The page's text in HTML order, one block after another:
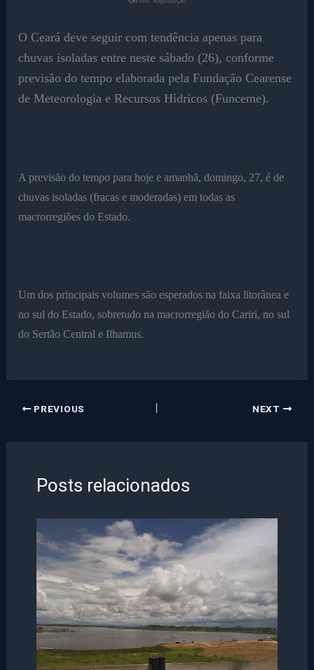
O Ceará deve seguir com tendência apenas para
chuvas isoladas entre neste sábado (26), conforme
previsão do tempo elaborada pela Fundação Cearense
de Meteorologia e Recursos Hídricos (Funceme).
A previsão do tempo para hoje e amanhã, domingo, 27, é de
chuvas isoladas (fracas e moderadas) em todas as
macrorregiões do Estado.
Um dos principais volumes são esperados na faixa litorânea e
no sul do Estado, sobretudo na macrorregião do Cariri, no sul
do Sertão Central e Ilhamus.
PREVIOUS NEXT
Posts relacionados